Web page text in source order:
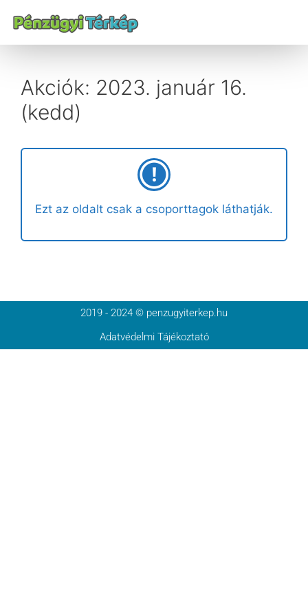
Akciók: 2023. január 16.
(kedd)
Ezt az oldalt csak a csoporttagok láthatják.
2019 - 2024 © penzugyiterkep.hu
Adatvédelmi Tájékoztató